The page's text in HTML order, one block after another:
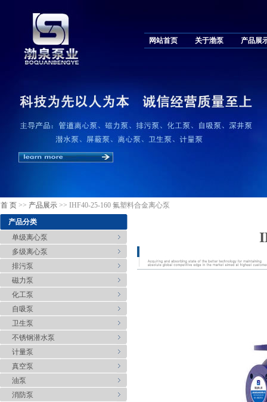
网站首页 关于渤泵 产品展
首 页 >> 产品展示 >> IHF40-25-160 氟塑料合金离心泵
产品分类
单级离心泵
多级离心泵
排污泵
磁力泵
化工泵
自吸泵
卫生泵
不锈钢潜水泵
计量泵
真空泵
油泵
消防泵